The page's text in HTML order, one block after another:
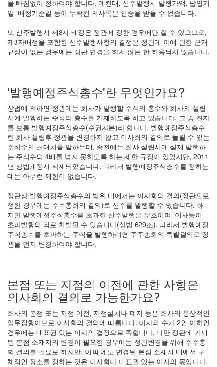
을 빠짐없이 정하여야 합니다. 예컨대, 신주발행시 발행가액, 납입기
일, 배정기준일 등이 누락된 의사록은 인증을 받을 수 없습니다.
또 신주발행시 제3자 배정은 정관에 정한 경우에만 할 수 있으므로,
제3자배정을 포함한 신주발행사항의 결정은 정관에 이에 관한 근거
규정이 없는 경우에는 정관 변경을 하지 않는 한 허용되지 않습니다.
'발행예정주식총수'란 무엇인가요?
상법에 의하면 정관에는 회사가 발행할 주식의 총수와 회사의 설립
시에 발행하는 주식의 총수를 기재하도록 하고 있습니다. 그 중 전자
를 보통 발행예정주식총수(수권자본)라 합니다. 발행예정주식총수
란 회사 설립후 정관을 변경하지 않고 이사회의 결의로 늘릴 수 있는
주식수의 최대치를 말하는데, 종전에는 회사 설립시에 실제 발행하
는 주식수의 4배를 넘지 못하도록 하는 제한 규정이 있었지만, 2011
년 상법개정시 삭제되었습니다. 따라서 발행예정주식총수를 정하는
데는 아무런 제한이 없습니다.
정관상 발행예정주식총수의 범위 내에서는 이사회의 결의(정관으로
정한 경우에는 주주총회의 결의)로 신주를 발행할 수 있습니다. 하
지만 발행예정주식총수를 초과한 신주발행은 무효이며, 이사등이
초과발행의 죄로 처벌될 수 있습니다(상법 629조). 따라서 발행예정
주식총수를 초과하는 주식을 발행하려면 주주총회의 특별결의로 정
관을 먼저 변경하여야 합니다.
본점 또는 지점의 이전에 관한 사항은
의사회의 결의로 가능한가요?
회사의 본점 또는 지점 이전, 지점설치나 폐지 등은 회사의 통상적인
업무집행이므로 이사회의 결의에 따릅니다. 이사의 수가 2인 이하인
경우에는 대표권 있는 이사의 결정으로 족합니다. 다만 정관에 기재
된 본점 소재지의 변경이 필요한 경우에는 정관변경을 위해 주주총
회 결의를 필요로 하지만, 이 때에도 변경된 본점 소재지 내에서 구
체적인 장소를 정하는 것은 이사회나 대표권 있는 이사의 몫입니다.